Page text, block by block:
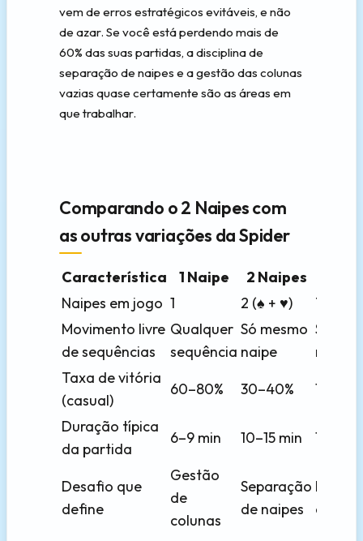
vem de erros estratégicos evitáveis, e não
de azar. Se você está perdendo mais de
60% das suas partidas, a disciplina de
separação de naipes e a gestão das colunas
vazias quase certamente são as áreas em
que trabalhar.
Comparando o 2 Naipes com
as outras variações da Spider
Característica 1 Naipe 2 Naipes
Naipes em jogo 1 2 (♠ + ♥)
Todos
Movimento livre
de sequências
Qualquer
sequência
Só mesmo
naipe
Só
naipe
Taxa de vitória
(casual)
60–80% 30–40%
10–15%
Duração típica
da partida
6–9 min 10–15 min 15–20
Desafio que
define
Gestão
de
colunas
Separação
de naipes